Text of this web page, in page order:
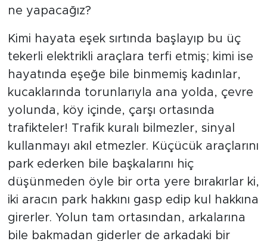
ne yapacağız?
Kimi hayata eşek sırtında başlayıp bu üç
tekerli elektrikli araçlara terfi etmiş; kimi ise
hayatında eşeğe bile binmemiş kadınlar,
kucaklarında torunlarıyla ana yolda, çevre
yolunda, köy içinde, çarşı ortasında
trafikteler! Trafik kuralı bilmezler, sinyal
kullanmayı akıl etmezler. Küçücük araçlarını
park ederken bile başkalarını hiç
düşünmeden öyle bir orta yere bırakırlar ki,
iki aracın park hakkını gasp edip kul hakkına
girerler. Yolun tam ortasından, arkalarına
bile bakmadan giderler de arkadaki bir